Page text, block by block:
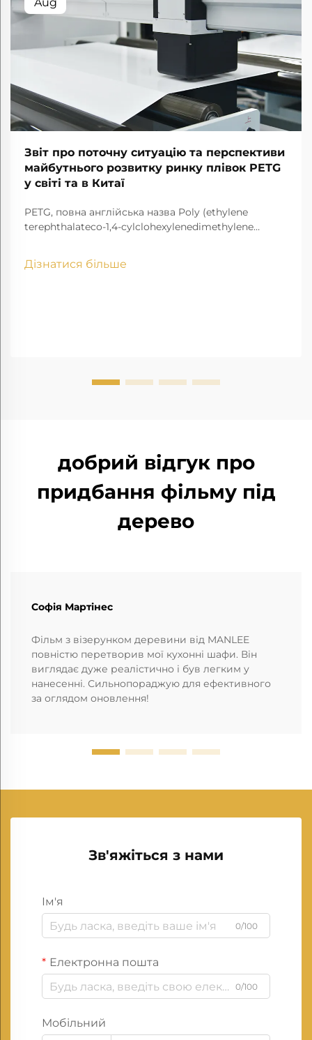
Звіт про поточну ситуацію та перспективи
майбутнього розвитку ринку плівок PETG
у світі та в Китаї
PETG, повна англійська назва Poly (ethylene
terephthalateco-1,4-cylclohexylenedimethylene
Дізнатися більше
добрий відгук про
придбання фільму під
дерево
Софія Мартінес
Фільм з візерунком деревини від MANLEE
повністю перетворив мої кухонні шафи. Він
виглядає дуже реалістично і був легким у
нанесенні. Сильнопораджую для ефективного
за оглядом оновлення!
Зв'яжіться з нами
Ім'я
0/100
Електронна пошта
0/100
Мобільний